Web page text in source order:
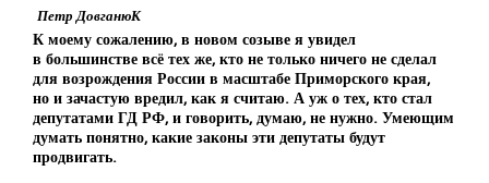
Петр ДовганюК
К моему сожалению, в новом созыве я увидел
в большинстве всё тех же, кто не только ничего не сделал
для возрождения России в масштабе Приморского края,
но и зачастую вредил, как я считаю. А уж о тех, кто стал
депутатами ГД РФ, и говорить, думаю, не нужно. Умеющим
думать понятно, какие законы эти депутаты будут
продвигать.